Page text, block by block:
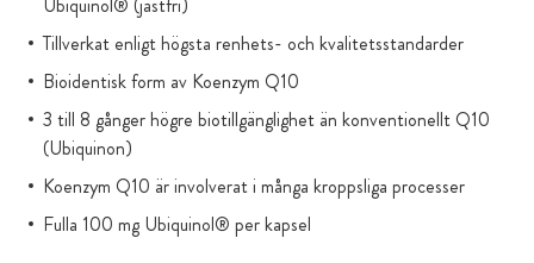
Tillverkat enligt högsta renhets- och kvalitetsstandarder
Bioidentisk form av Koenzym Q10
3 till 8 gånger högre biotillgänglighet än konventionellt Q10
(Ubiquinon)
Koenzym Q10 är involverat i många kroppsliga processer
Fulla 100 mg Ubiquinol® per kapsel